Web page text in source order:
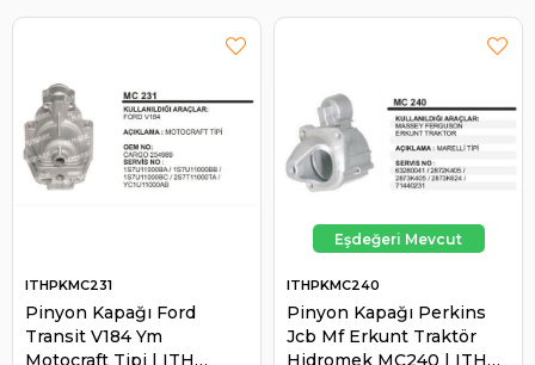
Pinyon Kapağı Ford
Transit V184 Ym
Motocraft Tipi | ITH
ITHPKMC231
Pinyon Kapağı Perkins
Jcb Mf Erkunt Traktör
Hidromek MC240 | ITH
ITHPKMC240